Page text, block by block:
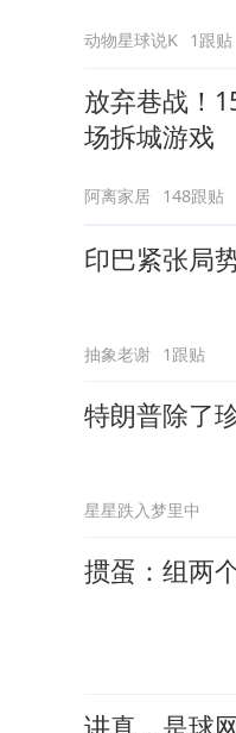
动物星球说K 1跟贴
放弃巷战！
场拆城游戏
阿离家居 148跟贴
印巴紧张局
抽象老谢 1跟贴
特朗普除了
星星跌入梦里中
掼蛋：组两